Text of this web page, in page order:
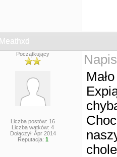
Meathxd
Początkujący
Liczba postów: 16
Liczba wątków: 4
Dołączył: Apr 2014
Reputacja: 1